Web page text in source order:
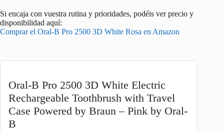
Si encaja con vuestra rutina y prioridades, podéis ver precio y
disponibilidad aquí:
Comprar el Oral-B Pro 2500 3D White Rosa en Amazon
Oral-B Pro 2500 3D White Electric
Rechargeable Toothbrush with Travel
Case Powered by Braun – Pink by Oral-
B